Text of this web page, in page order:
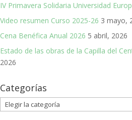
IV Primavera Solidaria Universidad
Video resumen Curso 2025-26 3 mayo,
Cena Benéfica Anual 2026 5 abril, 2026
Estado de las obras de la Capilla del
2026
Categorías
Categorías